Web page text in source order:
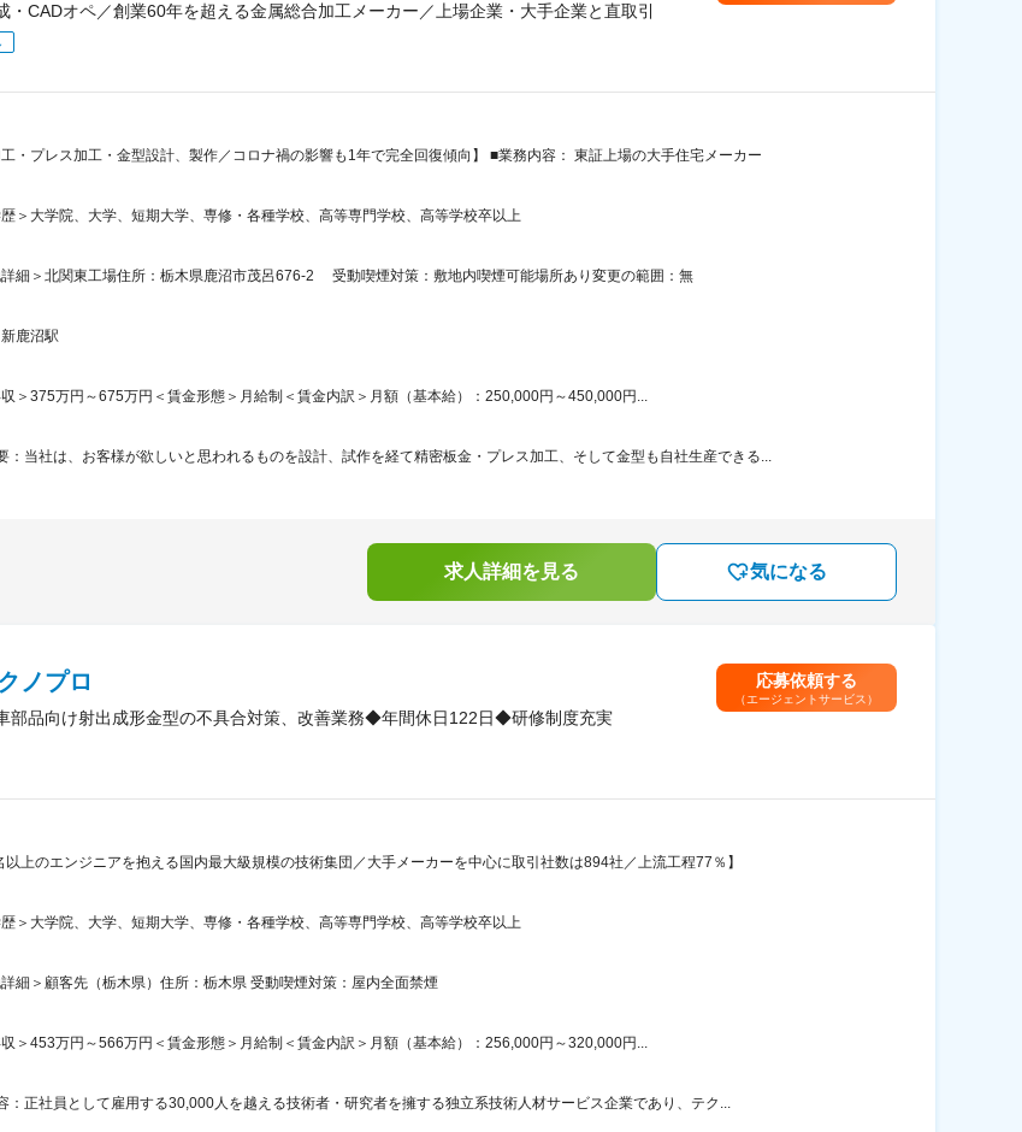
・CADオペ／創業60年を超える金属総合加工メーカー／上場企業・大手企業と直取引
工・プレス加工・金型設計、製作／コロナ禍の影響も1年で完全回復傾向】 ■業務内容： 東証上場の大手住宅メーカー
歴＞大学院、大学、短期大学、専修・各種学校、高等専門学校、高等学校卒以上
詳細＞北関東工場住所：栃木県鹿沼市茂呂676-2 受動喫煙対策：敷地内喫煙可能場所あり変更の範囲：無
鹿沼駅
収＞375万円～675万円＜賃金形態＞月給制＜賃金内訳＞月額（基本給）：250,000円～450,000円...
：当社は、お客様が欲しいと思われるものを設計、試作を経て精密板金・プレス加工、そして金型も自社生産できる...
求人詳細を見る 気になる
ノプロ
部品向け射出成形金型の不具合対策、改善業務◆年間休日122日◆研修制度充実
応募依頼する
（エージェントサービス）
以上のエンジニアを抱える国内最大級規模の技術集団／大手メーカーを中心に取引社数は894社／上流工程77％】
歴＞大学院、大学、短期大学、専修・各種学校、高等専門学校、高等学校卒以上
詳細＞顧客先（栃木県）住所：栃木県 受動喫煙対策：屋内全面禁煙
収＞453万円～566万円＜賃金形態＞月給制＜賃金内訳＞月額（基本給）：256,000円～320,000円...
：正社員として雇用する30,000人を越える技術者・研究者を擁する独立系技術人材サービス企業であり、テク...